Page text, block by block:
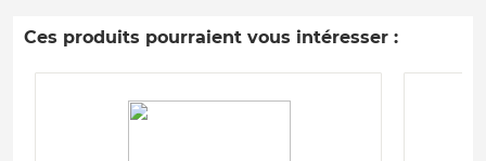
Ces produits pourraient vous intéresser :